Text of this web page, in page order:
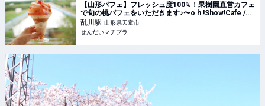
【山形パフェ】フレッシュ度100%！果樹園直営カフェ
で旬の桃パフェをいただきます♪〜o h !Show!Cafe /山
形県天童市〜 - せんだいマチプラ
乱川駅 山形県天童市
せんだいマチプラ